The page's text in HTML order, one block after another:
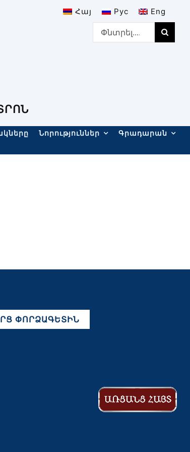
Հայ Рус
Eng
Search
for:
Նորություններ
Գրադարան
ՓՈՐՁԱԳԵՏԻՆ